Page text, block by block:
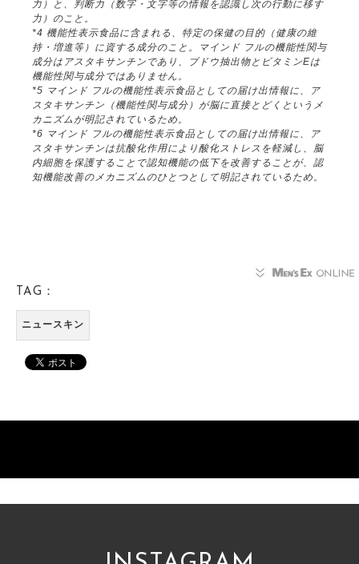
力）と、判断力（数字・文字等の情報を認識し次の行動に移す
力）のこと。
*4 機能性表示食品に含まれる、特定の保健の目的（健康の維
持・増進等）に資する成分のこと。マインド フルの機能性関与
成分はアスタキサンチンであり、ブドウ抽出物とビタミンEは
機能性関与成分ではありません。
*5 マインド フルの機能性表示食品としての届け出情報に、ア
スタキサンチン（機能性関与成分）が脳に直接とどくというメ
カニズムが明記されているため。
*6 マインド フルの機能性表示食品としての届け出情報に、ア
スタキサンチンは抗酸化作用により酸化ストレスを軽減し、脳
内細胞を保護することで認知機能の低下を改善することが、認
知機能改善のメカニズムのひとつとして明記されているため。
TAG：
ニュースキン